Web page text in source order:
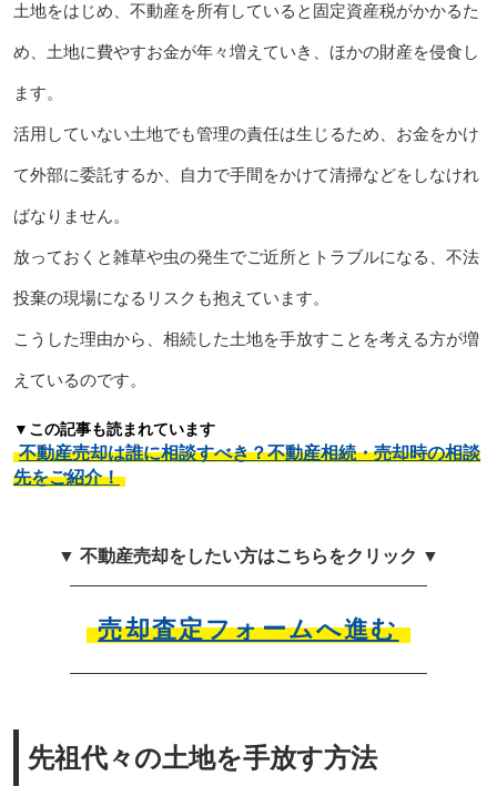
土地をはじめ、不動産を所有していると固定資産税がかかるた
め、土地に費やすお金が年々増えていき、ほかの財産を侵食し
ます。
活用していない土地でも管理の責任は生じるため、お金をかけ
て外部に委託するか、自力で手間をかけて清掃などをしなけれ
ばなりません。
放っておくと雑草や虫の発生でご近所とトラブルになる、不法
投棄の現場になるリスクも抱えています。
こうした理由から、相続した土地を手放すことを考える方が増
えているのです。
▼この記事も読まれています
不動産売却は誰に相談すべき？不動産相続・売却時の相談
先をご紹介！
▼ 不動産売却をしたい方はこちらをクリック ▼
売却査定フォームへ進む
先祖代々の土地を手放す方法